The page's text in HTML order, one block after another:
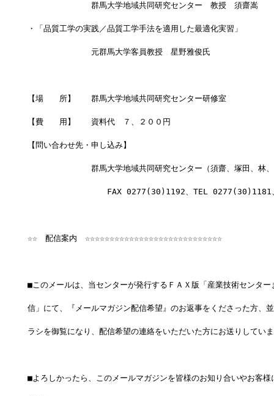
群馬大学地域共同研究センター　教授　須齋嵩
・「品質工学の実践／品質工学手法を適用した最適化実習」
元群馬大学客員教授　星野雅俊氏
【場　　所】　　群馬大学地域共同研究センター研修室
【費　　用】　　資料代　７、２００円
【問い合わせ先・申し込み】
群馬大学地域共同研究センター（須齋、塚田、林、
FAX 0277(30)1192、TEL 0277(30)1181
☆☆　配信案内　☆☆☆☆☆☆☆☆☆☆☆☆☆☆☆☆☆☆☆☆☆☆☆☆☆☆☆☆
■このメールは、当センターが発行するＦＡＸ版「産業技術センター
信」にて、『メールマガジン配信希望』のお返事をくださった方、
ラシを御覧になり、配信希望の連絡をいただいた方にお送りしてい
■よろしかったら、このメールマガジンを皆様のお知り合いやお客様